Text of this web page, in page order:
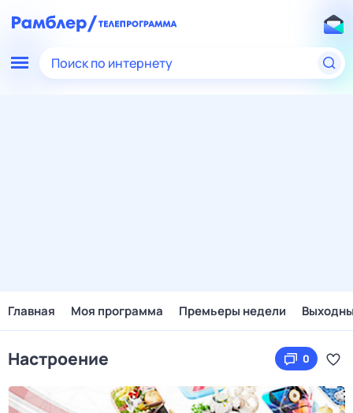
Поиск по интернету
Главная Моя программа Премьеры недели
Настроение 0